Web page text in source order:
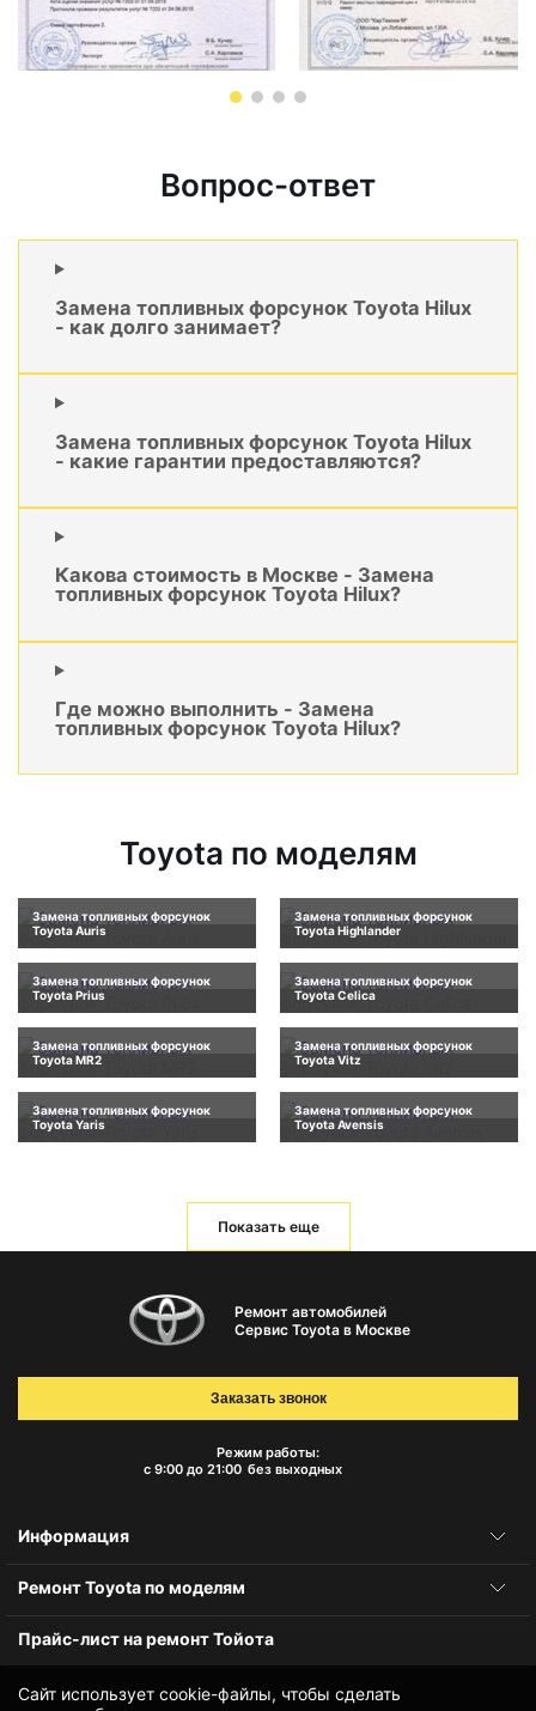
Вопрос-ответ
Замена топливных форсунок Toyota Hilux
- как долго занимает?
Замена топливных форсунок Toyota Hilux
- какие гарантии предоставляются?
Какова стоимость в Москве - Замена
топливных форсунок Toyota Hilux?
Где можно выполнить - Замена
топливных форсунок Toyota Hilux?
Toyota по моделям
Замена топливных форсунок
Toyota Auris
Замена топливных форсунок
Toyota Highlander
Замена топливных форсунок
Toyota Prius
Замена топливных форсунок
Toyota Celica
Замена топливных форсунок
Toyota MR2
Замена топливных форсунок
Toyota Vitz
Замена топливных форсунок
Toyota Yaris
Замена топливных форсунок
Toyota Avensis
Показать еще
Сайт использует cookie-файлы, чтобы сделать
Ремонт автомобилей
Сервис Toyota в Москве
Режим работы:
с 9:00 до 21:00 без выходных
Заказать звонок
Информация
Ремонт Toyota по моделям
Прайс-лист на ремонт Тойота